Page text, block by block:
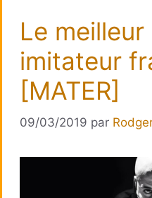
Le
imitateur
[MATER]
09/03/2019 par